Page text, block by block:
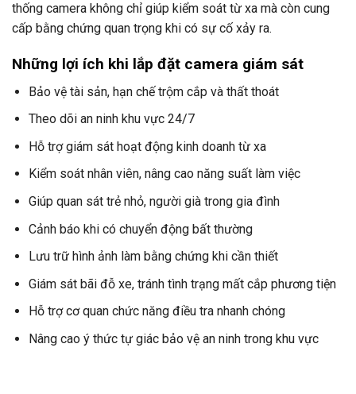
thống camera không chỉ giúp kiểm soát từ xa mà còn cung
cấp bằng chứng quan trọng khi có sự cố xảy ra.
Những lợi ích khi lắp đặt camera giám sát
Bảo vệ tài sản, hạn chế trộm cắp và thất thoát
Theo dõi an ninh khu vực 24/7
Hỗ trợ giám sát hoạt động kinh doanh từ xa
Kiểm soát nhân viên, nâng cao năng suất làm việc
Giúp quan sát trẻ nhỏ, người già trong gia đình
Cảnh báo khi có chuyển động bất thường
Lưu trữ hình ảnh làm bằng chứng khi cần thiết
Giám sát bãi đỗ xe, tránh tình trạng mất cắp phương tiện
Hỗ trợ cơ quan chức năng điều tra nhanh chóng
Nâng cao ý thức tự giác bảo vệ an ninh trong khu vực